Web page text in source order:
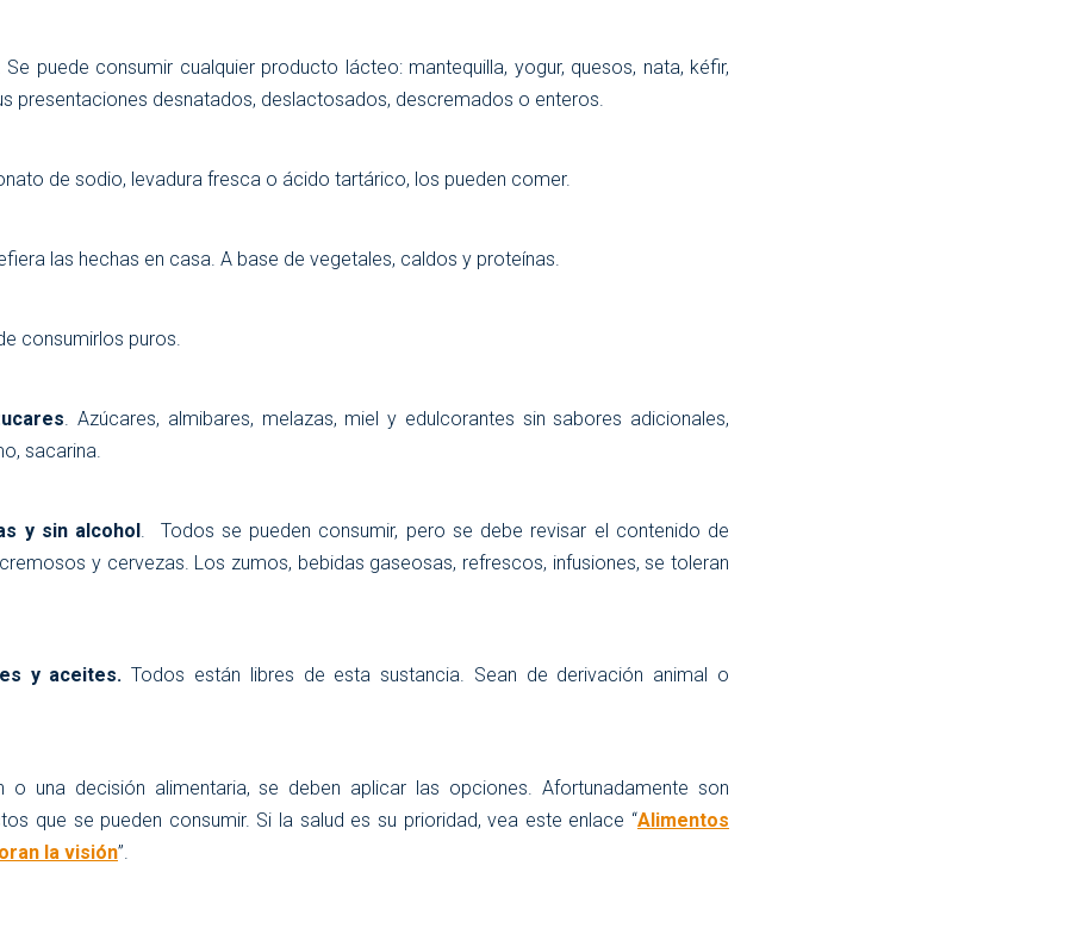
Se puede consumir cualquier producto lácteo: mantequilla, yogur, quesos, nata, kéfir,
presentaciones desnatados, deslactosados, descremados o enteros.
de sodio, levadura fresca o ácido tartárico, los pueden comer.
las hechas en casa. A base de vegetales, caldos y proteínas.
consumirlos puros.
. Azúcares, almibares, melazas, miel y edulcorantes sin sabores adicionales,
sacarina.
y sin alcohol. Todos se pueden consumir, pero se debe revisar el contenido de
y cervezas. Los zumos, bebidas gaseosas, refrescos, infusiones, se toleran
y aceites.Todos están libres de esta sustancia. Sean de derivación animal o
o una decisión alimentaria, se deben aplicar las opciones. Afortunadamente son
que se pueden consumir. Si la salud es su prioridad, vea este enlace “Alimentos
la visión”.